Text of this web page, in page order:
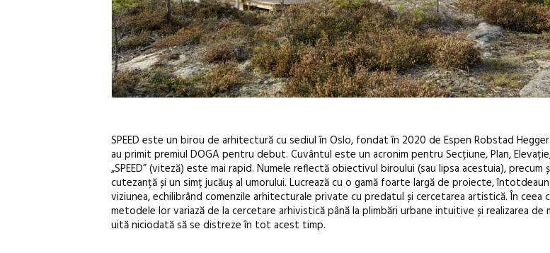
SPEED este un birou de arhitectură cu sediul în Oslo, fondat în 2020 de Espen Robstad
au primit premiul DOGA pentru debut. Cuvântul este un acronim pentru Secțiune, Plan,
„SPEED” (viteză) este mai rapid. Numele reflectă obiectivul biroului (sau lipsa acestuia),
cutezanță și un simț jucăuș al umorului. Lucrează cu o gamă foarte largă de proiecte,
viziunea, echilibrând comenzile arhitecturale private cu predatul și cercetarea artistică. În ceea
metodele lor variază de la cercetare arhivistică până la plimbări urbane intuitive și realizarea de
uită niciodată să se distreze în tot acest timp.